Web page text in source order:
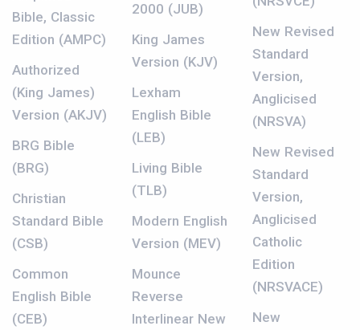
Bible, Classic
Edition (AMPC)
Authorized
(King James)
Version (AKJV)
BRG Bible
(BRG)
Christian
Standard Bible
(CSB)
Common
English Bible
(CEB)
2000 (JUB)
King James
Version (KJV)
Lexham
English Bible
(LEB)
Living Bible
(TLB)
Modern English
Version (MEV)
Mounce
Reverse
Interlinear New
New Revised
Standard
Version,
Anglicised
(NRSVA)
New Revised
Standard
Version,
Anglicised
Catholic
Edition
(NRSVACE)
New